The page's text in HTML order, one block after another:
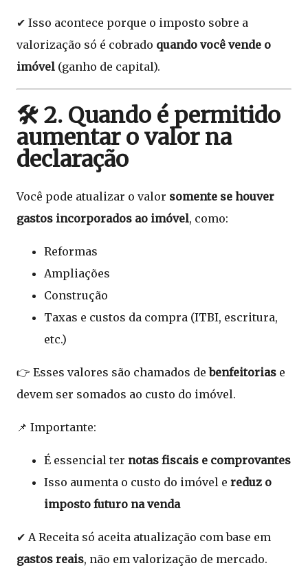
✔ Isso acontece porque o imposto sobre a
valorização só é cobrado quando você vende o
imóvel (ganho de capital).
🛠️ 2. Quando é permitido
aumentar o valor na
declaração
Você pode atualizar o valor somente se houver
gastos incorporados ao imóvel, como:
Reformas
Ampliações
Construção
Taxas e custos da compra (ITBI, escritura,
etc.)
👉 Esses valores são chamados debenfeitorias e
devem ser somados ao custo do imóvel.
📌 Importante:
É essencial ter notas fiscais e comprovantes
Isso aumenta o custo do imóvel e reduz o
imposto futuro na venda
✔ A Receita só aceita atualização com base em
gastos reais, não em valorização de mercado.